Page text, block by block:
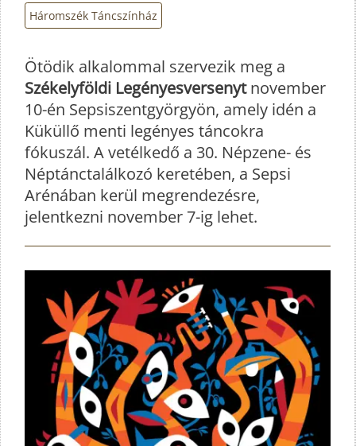
Háromszék Táncszínház
Ötödik alkalommal szervezik meg a
Székelyföldi Legényesversenytnovember
10-én Sepsiszentgyörgyön, amely idén a
Küküllő menti legényes táncokra
fókuszál. A vetélkedő a 30. Népzene- és
Néptánctalálkozó keretében, a Sepsi
Arénában kerül megrendezésre,
jelentkezni november 7-ig lehet.